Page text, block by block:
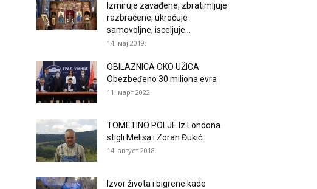
Izmiruje zavađene, zbratimljuje
razbraćene, ukroćuje
samovoljne, isceljuje...
14. мај 2019.
OBILAZNICA OKO UŽICA
Obezbeđeno 30 miliona evra
11. март 2022.
TOMETINO POLJE Iz Londona
stigli Melisa i Zoran Đukić
14. август 2018.
Izvor života i bigrene kade